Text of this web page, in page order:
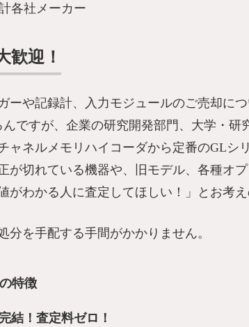
各社メーカー
歓迎！
ーや記録計、入力モジュールのご売却に
ですが、企業の研究開発部門、大学・
ャネルメモリハイコーダから定番のGL
が切れている機器や、旧モデル、各種オ
がわかる人に査定してほしい！」とお考
分を手配する手間がかかりません。
特徴
結！査定料ゼロ！